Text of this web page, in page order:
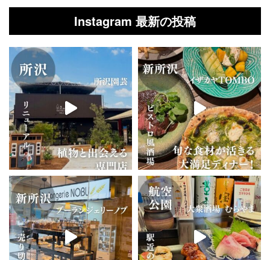
Instagram 最新の投稿